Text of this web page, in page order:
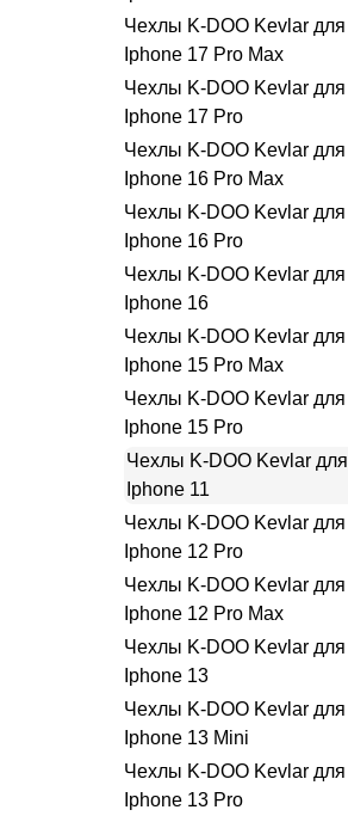
Чехлы K-DOO Kevlar для
Iphone 17 Pro Max
Чехлы K-DOO Kevlar для
Iphone 17 Pro
Чехлы K-DOO Kevlar для
Iphone 16 Pro Max
Чехлы K-DOO Kevlar для
Iphone 16 Pro
Чехлы K-DOO Kevlar для
Iphone 16
Чехлы K-DOO Kevlar для
Iphone 15 Pro Max
Чехлы K-DOO Kevlar для
Iphone 15 Pro
Чехлы K-DOO Kevlar для
Iphone 11
Чехлы K-DOO Kevlar для
Iphone 12 Pro
Чехлы K-DOO Kevlar для
Iphone 12 Pro Max
Чехлы K-DOO Kevlar для
Iphone 13
Чехлы K-DOO Kevlar для
Iphone 13 Mini
Чехлы K-DOO Kevlar для
Iphone 13 Pro